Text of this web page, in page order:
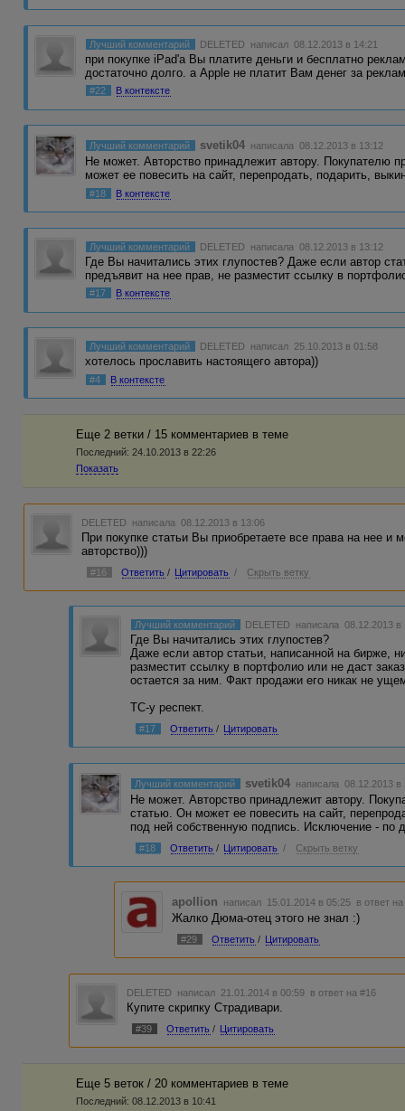
Лучший комментарий DELETED написал 08.12.2013 в 14:21
при покупке iPad'а Вы платите деньги и бесплатно
достаточно долго. а Apple не платит Вам денег за
#22 В контексте
Лучший комментарий svetik04 написала 08.12.2013 в 13:12
Не может. Авторство принадлежит автору. Покупателю
может ее повесить на сайт, перепродать, подарить,
#18 В контексте
Лучший комментарий DELETED написала 08.12.2013 в 13:12
Где Вы начитались этих глупостев? Даже если автор
предъявит на нее прав, не разместит ссылку в
#17 В контексте
Лучший комментарий DELETED написал 25.10.2013 в 01:58
хотелось прославить настоящего автора))
#4 В контексте
Еще 2 ветки / 15 комментариев в темe
Последний: 24.10.2013 в 22:26
Показать
DELETED написала 08.12.2013 в 13:06
При покупке статьи Вы приобретаете все права на нее и
авторство)))
#16 Ответить / Цитировать / Скрыть ветку
Лучший комментарий DELETED написала 08.12.2013
Где Вы начитались этих глупостев?
Даже если автор статьи, написанной на бирже,
разместит ссылку в портфолио или не даст
остается за ним. Факт продажи его никак не
ТС-у респект.
#17 Ответить / Цитировать
Лучший комментарий svetik04 написала 08.12.2013
Не может. Авторство принадлежит автору.
статью. Он может ее повесить на сайт,
под ней собственную подпись. Исключение - по
#18 Ответить / Цитировать / Скрыть ветку
apollion написал 15.01.2014 в 05:25 в ответ
Жалко Дюма-отец этого не знал :)
#29 Ответить / Цитировать
DELETED написал 21.01.2014 в 00:59 в ответ на #16
Купите скрипку Страдивари.
#39 Ответить / Цитировать
Еще 5 веток / 20 комментариев в темe
Последний: 08.12.2013 в 10:41